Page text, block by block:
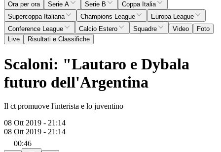
Ora per ora Serie A Serie B
Coppa Italia
Supercoppa Italiana
Champions League
Europa League
Conference League
Calcio Estero Squadre Video
Foto
Live
Risultati e Classifiche
Scaloni: "Lautaro e Dybala
futuro dell'Argentina
Il ct promuove l'interista e lo juventino
08 Ott 2019 - 21:14
08 Ott 2019 - 21:14
00:46